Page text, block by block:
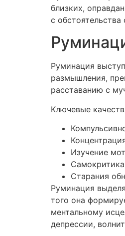
близких,
с
Руминация
размышления,
расставанию с
Ключевые
Изучение
Старания
Руминация
того она
ментальному
депрессии,